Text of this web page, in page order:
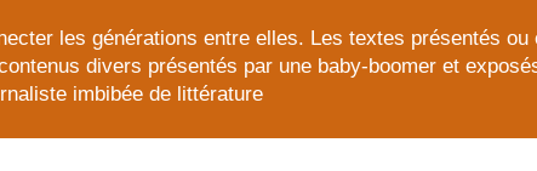
les générations entre elles. Les textes présentés
divers présentés par une baby-boomer et
imbibée de littérature